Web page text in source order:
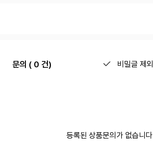
문의 ( 0 건) 비밀글 제외
등록된 상품문의가 없습니다